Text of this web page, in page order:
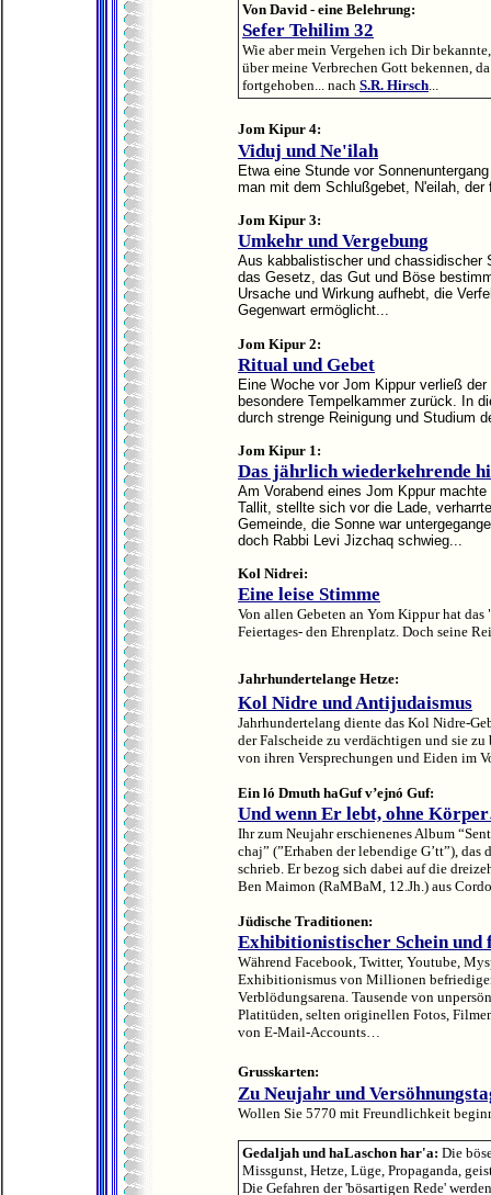
Von David - eine Belehrung:
Sefer Tehilim 32
Wie aber mein Vergehen ich Dir
über meine Verbrechen Gott bekennen,
fortgehoben... nach S.R. Hirsch...
Jom Kipur 4:
Viduj und Ne'ilah
Etwa eine Stunde vor
man mit dem Schlußgebet, N'eilah,
Jom Kipur 3:
Umkehr und Vergebung
Aus kabbalistischer und chassidischer
das Gesetz, das Gut und Böse
Ursache und Wirkung aufhebt, die
Gegenwart ermöglicht...
Jom Kipur 2:
Ritual und Gebet
Eine Woche vor Jom Kippur verließ
besondere Tempelkammer zurück. In
durch strenge Reinigung und Studium
Jom Kipur 1:
Das jährlich wiederkehrende
Am Vorabend eines Jom Kppur
Tallit, stellte sich vor die Lade,
Gemeinde, die Sonne war
doch Rabbi Levi Jizchaq schwieg...
Kol Nidrei:
Eine leise Stimme
Von allen Gebeten an Yom Kippur hat
Feiertages- den Ehrenplatz. Doch seine
Jahrhundertelange Hetze:
Kol Nidre und Antijudaismus
Jahrhundertelang diente das Kol Nidre-
der Falscheide zu verdächtigen und sie
von ihren Versprechungen und Eiden im
Ein ló Dmuth haGuf v’ejnó Guf:
Und wenn Er lebt, ohne
Ihr zum Neujahr erschienenes Album
chaj” (”Erhaben der lebendige G’tt”),
schrieb. Er bezog sich dabei auf die
Ben Maimon (RaMBaM, 12.Jh.) aus
Jüdische Traditionen:
Exhibitionistischer Schein und
Während Facebook, Twitter, Youtube,
Exhibitionismus von Millionen
Verblödungsarena. Tausende von
Platitüden, selten originellen Fotos,
von E-Mail-Accounts…
Grusskarten:
Zu Neujahr und
Wollen Sie 5770 mit Freundlichkeit
Gedaljah und haLaschon har'a: Die
Missgunst, Hetze, Lüge, Propaganda,
Die Gefahren der 'bösartigen Rede'